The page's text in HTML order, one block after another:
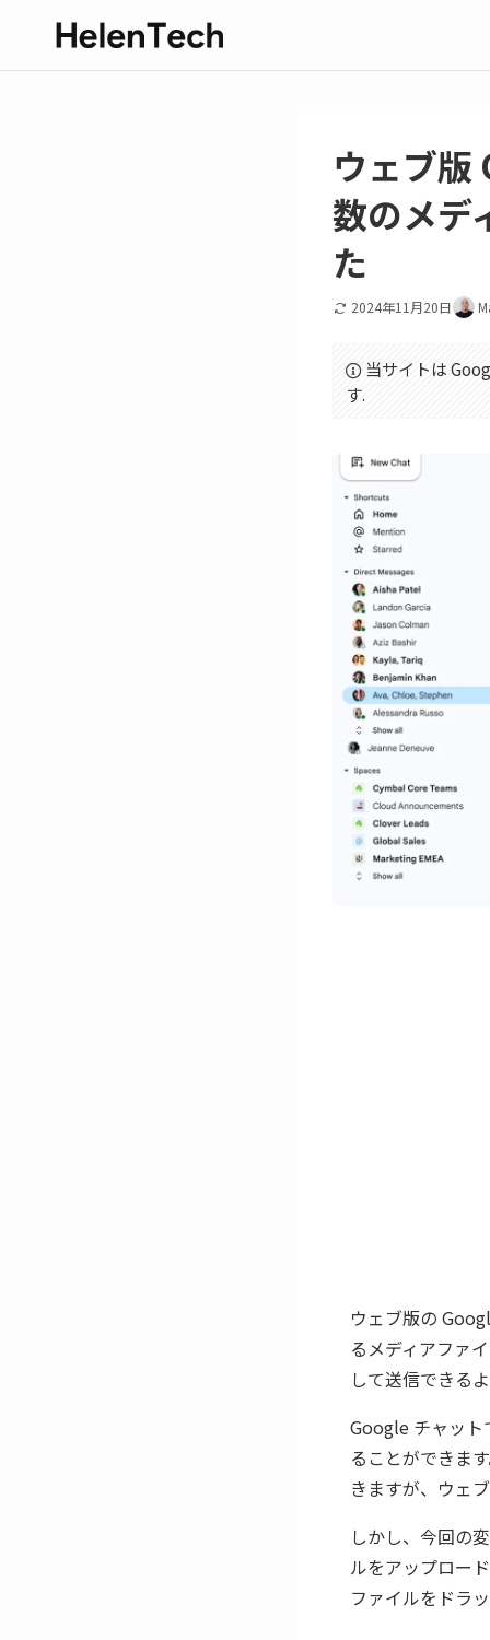
ウェブ版
数のメデ
た
2024年11月20日
当サイトは
す.
ウェブ版の
るメディアファ
して送信できる
Google チャット
ることができま
きますが、ウェ
しかし、今回の
ルをアップロー
ファイルをドラ